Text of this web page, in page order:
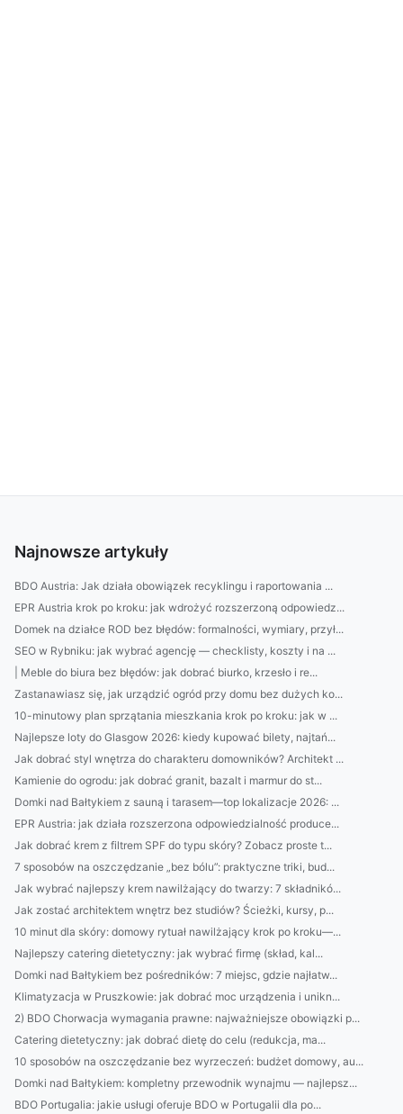
Najnowsze artykuły
BDO Austria: Jak działa obowiązek recyklingu i raportowania ...
EPR Austria krok po kroku: jak wdrożyć rozszerzoną odpowiedz...
Domek na działce ROD bez błędów: formalności, wymiary, przył...
SEO w Rybniku: jak wybrać agencję — checklisty, koszty i na ...
| Meble do biura bez błędów: jak dobrać biurko, krzesło i re...
Zastanawiasz się, jak urządzić ogród przy domu bez dużych ko...
10-minutowy plan sprzątania mieszkania krok po kroku: jak w ...
Najlepsze loty do Glasgow 2026: kiedy kupować bilety, najtań...
Jak dobrać styl wnętrza do charakteru domowników? Architekt ...
Kamienie do ogrodu: jak dobrać granit, bazalt i marmur do st...
Domki nad Bałtykiem z sauną i tarasem—top lokalizacje 2026: ...
EPR Austria: jak działa rozszerzona odpowiedzialność produce...
Jak dobrać krem z filtrem SPF do typu skóry? Zobacz proste t...
7 sposobów na oszczędzanie „bez bólu”: praktyczne triki, bud...
Jak wybrać najlepszy krem nawilżający do twarzy: 7 składnikó...
Jak zostać architektem wnętrz bez studiów? Ścieżki, kursy, p...
10 minut dla skóry: domowy rytuał nawilżający krok po kroku—...
Najlepszy catering dietetyczny: jak wybrać firmę (skład, kal...
Domki nad Bałtykiem bez pośredników: 7 miejsc, gdzie najłatw...
Klimatyzacja w Pruszkowie: jak dobrać moc urządzenia i unikn...
2) BDO Chorwacja wymagania prawne: najważniejsze obowiązki p...
Catering dietetyczny: jak dobrać dietę do celu (redukcja, ma...
10 sposobów na oszczędzanie bez wyrzeczeń: budżet domowy, au...
Domki nad Bałtykiem: kompletny przewodnik wynajmu — najlepsz...
BDO Portugalia: jakie usługi oferuje BDO w Portugalii dla po...